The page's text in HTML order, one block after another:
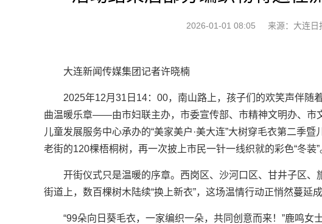
2026-01-01 08:05 来源：大连日
大连新闻传媒集团记者许晓楠
2025年12月31日14：00，南山路上，孩子们的欢笑声伴随
曲温暖乐章——由市妇联主办，市委宣传部、市精神文明办、市
儿童发展服务中心承办的“美家美户·美大连”大树穿毛衣第二季
老街的120棵梧桐树，再一次披上市民一针一线织就的彩色“冬装”
开街仪式只是温暖的序章。西岗区、沙河口区、甘井子区
街道上，数百棵树木陆续“换上新衣”，这场温情行动正悄然蔓延
“99朵向日葵毛衣，一家编织一朵，共同创意而来！”鹿鸣女